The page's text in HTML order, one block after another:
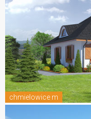
chmielowice m